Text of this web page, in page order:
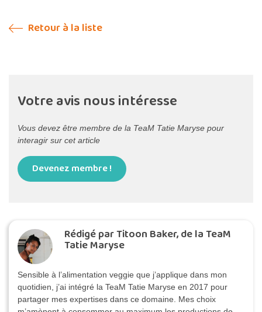
Retour à la liste
Votre avis nous intéresse
Vous devez être membre de la TeaM Tatie Maryse pour
interagir sur cet article
Devenez membre !
Rédigé par Titoon Baker, de la TeaM
Tatie Maryse
Sensible à l’alimentation veggie que j’applique dans mon
quotidien, j’ai intégré la TeaM Tatie Maryse en 2017 pour
partager mes expertises dans ce domaine. Mes choix